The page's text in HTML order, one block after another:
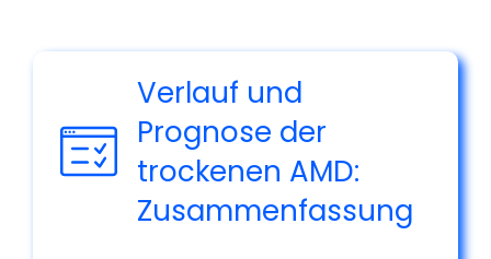
Verlauf und
Prognose der
trockenen AMD:
Zusammenfassung